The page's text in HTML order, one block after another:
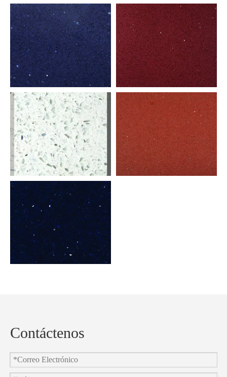
Contáctenos